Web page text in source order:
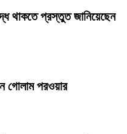
থাকতে প্রস্তুত জানিয়েছেন
গোলাম পরওয়ার